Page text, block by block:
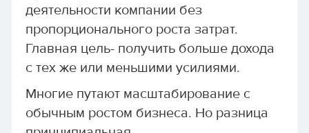
деятельности компании без
пропорционального роста затрат.
Главная цель- получить больше дохода
с тех же или меньшими усилиями.
Многие путают масштабирование с
обычным ростом бизнеса. Но разница